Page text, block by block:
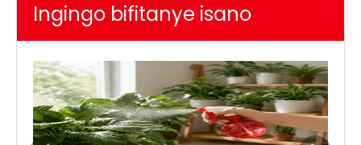
Ingingo bifitanye isano